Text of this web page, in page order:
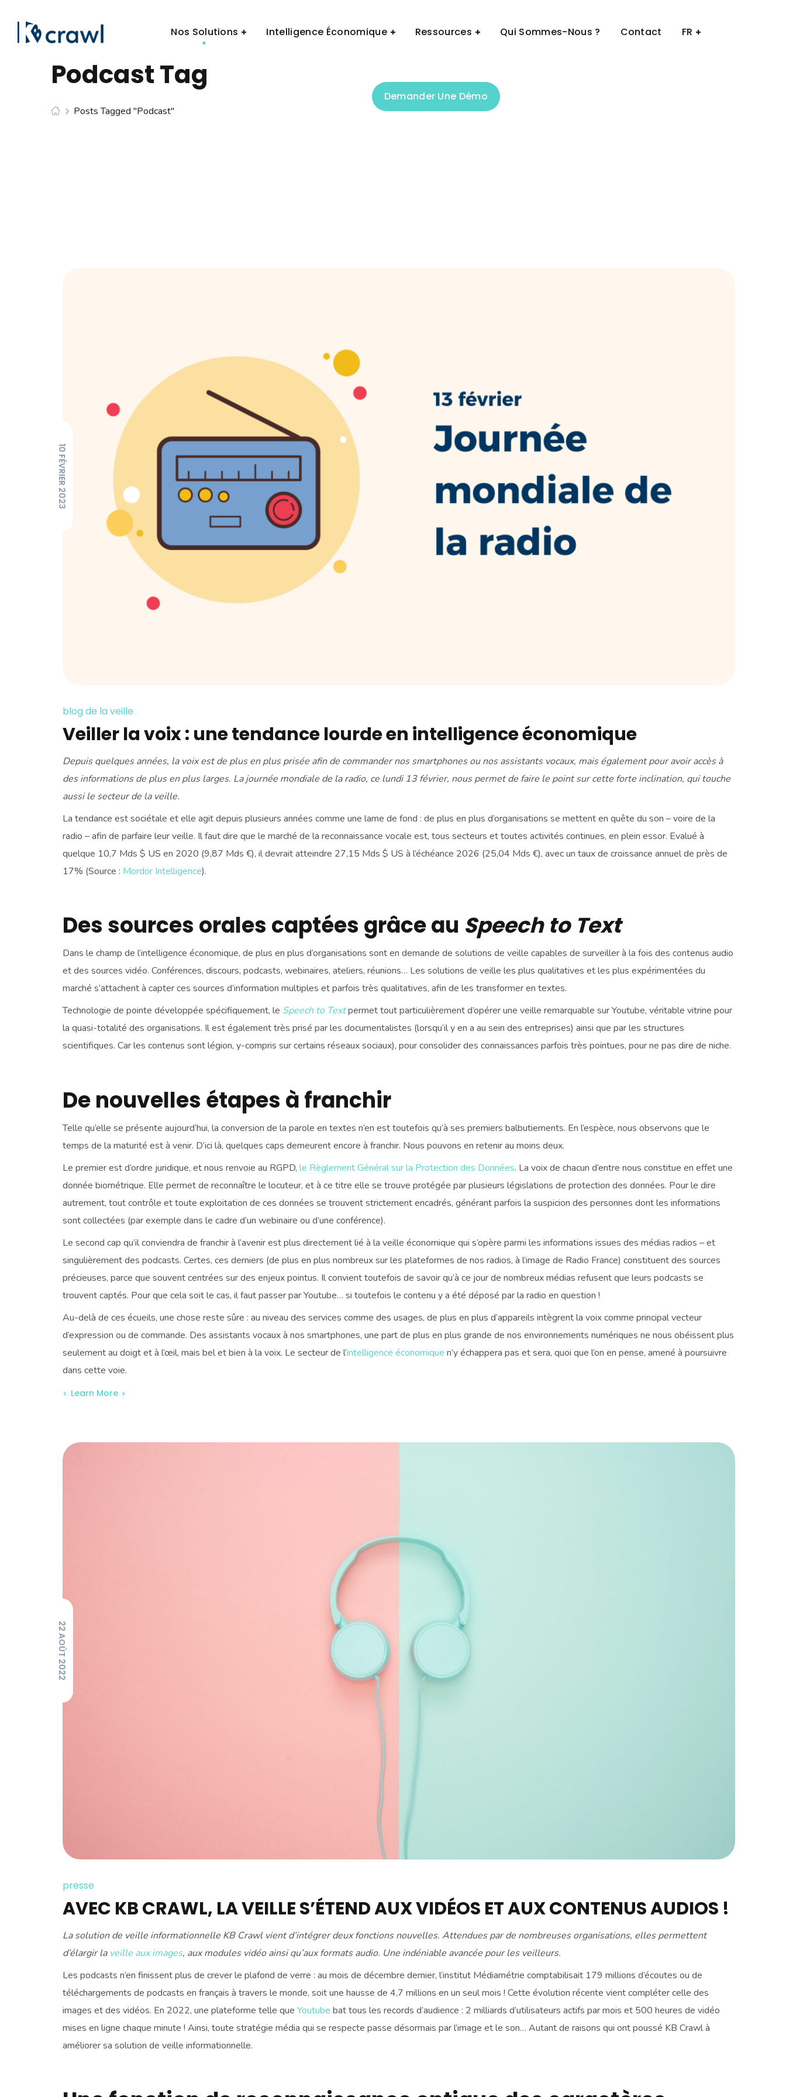
Nos Solutions Intelligence Économique Ressources Qui Sommes-Nous ? Contact FR
Demander Une Démo
Demander Une Démo
Podcast Tag
Posts Tagged "podcast"
10 FÉVRIER 2023
blog de la veille
Veiller la voix : une tendance lourde en intelligence économique
Depuis quelques années, la voix est de plus en plus prisée afin de commander nos smartphones ou nos assistants vocaux, mais également pour avoir accès à
des informations de plus en plus larges. La journée mondiale de la radio, ce lundi 13 février, nous permet de faire le point sur cette forte inclination, qui touche
aussi le secteur de la veille.
La tendance est sociétale et elle agit depuis plusieurs années comme une lame de fond : de plus en plus d’organisations se mettent en quête du son – voire de la
radio – afin de parfaire leur veille. Il faut dire que le marché de la reconnaissance vocale est, tous secteurs et toutes activités continues, en plein essor. Evalué à
quelque 10,7 Mds $ US en 2020 (9,87 Mds €), il devrait atteindre 27,15 Mds $ US à l’échéance 2026 (25,04 Mds €), avec un taux de croissance annuel de près de
17% (Source : Mordor Intelligence).
Des sources orales captées grâce au Speech to Text
Dans le champ de l’intelligence économique, de plus en plus d’organisations sont en demande de solutions de veille capables de surveiller à la fois des contenus audio
et des sources vidéo. Conférences, discours, podcasts, webinaires, ateliers, réunions… Les solutions de veille les plus qualitatives et les plus expérimentées du
marché s’attachent à capter ces sources d’information multiples et parfois très qualitatives, afin de les transformer en textes.
Technologie de pointe développée spécifiquement, le Speech to Textpermet tout particulièrement d’opérer une veille remarquable sur Youtube, véritable vitrine pour
la quasi-totalité des organisations. Il est également très prisé par les documentalistes (lorsqu’il y en a au sein des entreprises) ainsi que par les structures
scientifiques. Car les contenus sont légion, y-compris sur certains réseaux sociaux), pour consolider des connaissances parfois très pointues, pour ne pas dire de niche.
De nouvelles étapes à franchir
Telle qu’elle se présente aujourd’hui, la conversion de la parole en textes n’en est toutefois qu’à ses premiers balbutiements. En l’espèce, nous observons que le
temps de la maturité est à venir. D’ici là, quelques caps demeurent encore à franchir. Nous pouvons en retenir au moins deux.
Le premier est d’ordre juridique, et nous renvoie au RGPD, le Règlement Général sur la Protection des Données. La voix de chacun d’entre nous constitue en effet une
donnée biométrique. Elle permet de reconnaître le locuteur, et à ce titre elle se trouve protégée par plusieurs législations de protection des données. Pour le dire
autrement, tout contrôle et toute exploitation de ces données se trouvent strictement encadrés, générant parfois la suspicion des personnes dont les informations
sont collectées (par exemple dans le cadre d’un webinaire ou d’une conférence).
Le second cap qu’il conviendra de franchir à l’avenir est plus directement lié à la veille économique qui s’opère parmi les informations issues des médias radios – et
singulièrement des podcasts. Certes, ces derniers (de plus en plus nombreux sur les plateformes de nos radios, à l’image de Radio France) constituent des sources
précieuses, parce que souvent centrées sur des enjeux pointus. Il convient toutefois de savoir qu’à ce jour de nombreux médias refusent que leurs podcasts se
trouvent captés. Pour que cela soit le cas, il faut passer par Youtube… si toutefois le contenu y a été déposé par la radio en question !
Au-delà de ces écueils, une chose reste sûre : au niveau des services comme des usages, de plus en plus d’appareils intègrent la voix comme principal vecteur
d’expression ou de commande. Des assistants vocaux à nos smartphones, une part de plus en plus grande de nos environnements numériques ne nous obéissent plus
seulement au doigt et à l’œil, mais bel et bien à la voix. Le secteur de l’intelligence économique n’y échappera pas et sera, quoi que l’on en pense, amené à poursuivre
dans cette voie.
Learn More
22 AOÛT 2022
presse
AVEC KB CRAWL, LA VEILLE S’ÉTEND AUX VIDÉOS ET AUX CONTENUS AUDIOS !
La solution de veille informationnelle KB Crawl vient d’intégrer deux fonctions nouvelles. Attendues par de nombreuses organisations, elles permettent
d’élargir laveille aux images, aux modules vidéo ainsi qu’aux formats audio. Une indéniable avancée pour les veilleurs.
Les podcasts n’en finissent plus de crever le plafond de verre : au mois de décembre dernier, l’institut Médiamétrie comptabilisait 179 millions d’écoutes ou de
téléchargements de podcasts en français à travers le monde, soit une hausse de 4,7 millions en un seul mois ! Cette évolution récente vient compléter celle des
images et des vidéos. En 2022, une plateforme telle que Youtube bat tous les records d’audience : 2 milliards d’utilisateurs actifs par mois et 500 heures de vidéo
mises en ligne chaque minute ! Ainsi, toute stratégie média qui se respecte passe désormais par l’image et le son… Autant de raisons qui ont poussé KB Crawl à
améliorer sa solution de veille informationnelle.